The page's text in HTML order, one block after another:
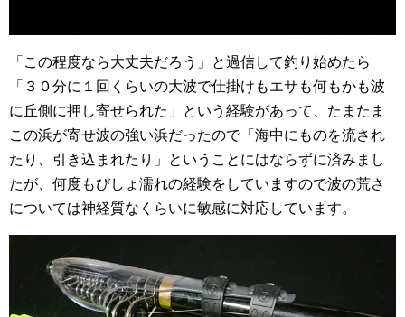
「この程度なら大丈夫だろう」と過信して釣り始めたら
「３０分に１回くらいの大波で仕掛けもエサも何もかも波
に丘側に押し寄せられた」という経験があって、たまたま
この浜が寄せ波の強い浜だったので「海中にものを流され
たり、引き込まれたり」ということにはならずに済みまし
たが、何度もびしょ濡れの経験をしていますので波の荒さ
については神経質なくらいに敏感に対応しています。